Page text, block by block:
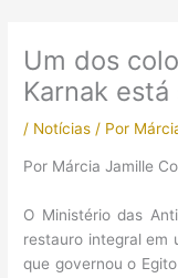
Um dos
Karnak
/ Notícias / Por
Por Márcia Jamille
O Ministério das
restauro integral em
que governou o